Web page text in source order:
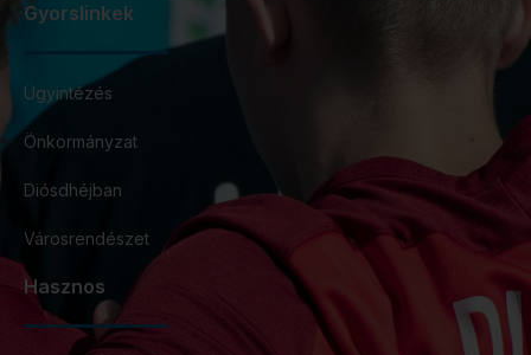
Gyorslinkek
Ügyintézés
Önkormányzat
Diósdhéjban
Városrendészet
Hasznos